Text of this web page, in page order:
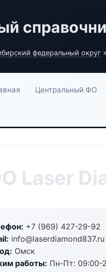
федеральный округ
Центральный ФО
Laser
+7 (969) 427-29-92
info@laserdiamond837.ru
Омск
работы: Пн-Пт: 09:00-